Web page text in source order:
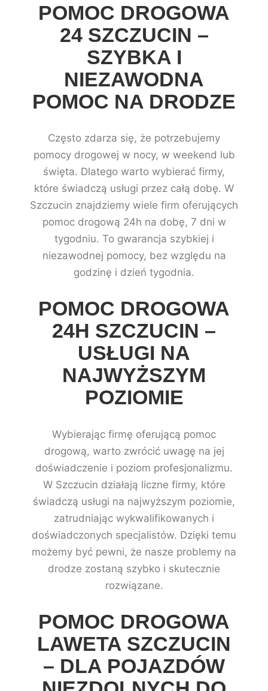
POMOC DROGOWA
24 SZCZUCIN –
SZYBKA I
NIEZAWODNA
POMOC NA DRODZE
Często zdarza się, że potrzebujemy
pomocy drogowej w nocy, w weekend lub
święta. Dlatego warto wybierać firmy,
które świadczą usługi przez całą dobę. W
Szczucin znajdziemy wiele firm oferujących
pomoc drogową 24h na dobę, 7 dni w
tygodniu. To gwarancja szybkiej i
niezawodnej pomocy, bez względu na
godzinę i dzień tygodnia.
POMOC DROGOWA
24H SZCZUCIN –
USŁUGI NA
NAJWYŻSZYM
POZIOMIE
Wybierając firmę oferującą pomoc
drogową, warto zwrócić uwagę na jej
doświadczenie i poziom profesjonalizmu.
W Szczucin działają liczne firmy, które
świadczą usługi na najwyższym poziomie,
zatrudniając wykwalifikowanych i
doświadczonych specjalistów. Dzięki temu
możemy być pewni, że nasze problemy na
drodze zostaną szybko i skutecznie
rozwiązane.
POMOC DROGOWA
LAWETA SZCZUCIN
– DLA POJAZDÓW